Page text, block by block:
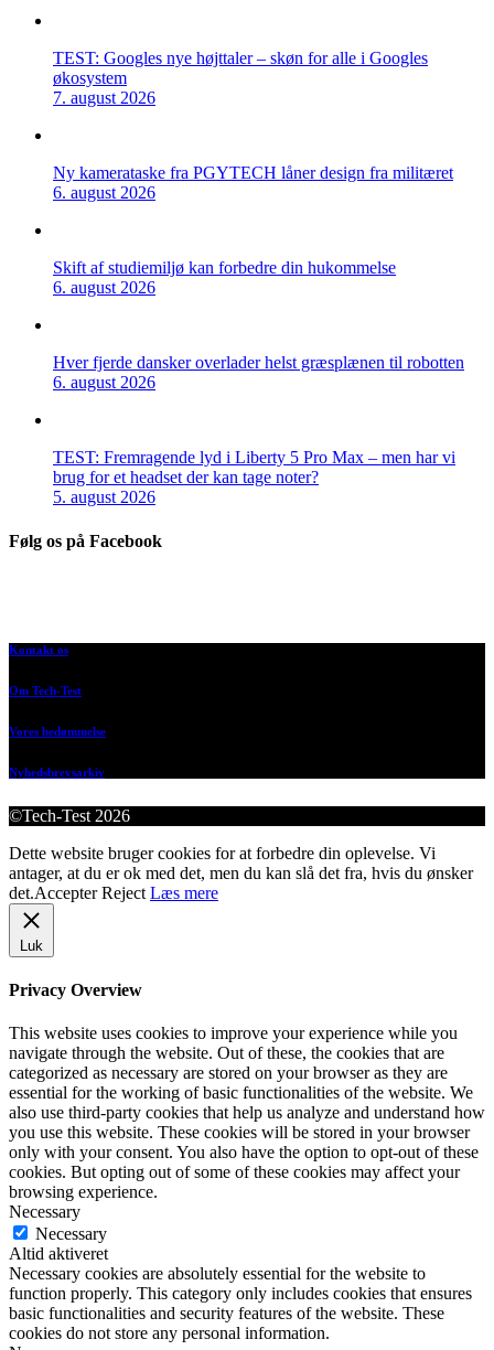
TEST: Googles nye højttaler – skøn for alle i Googles
økosystem
7. august 2026
Ny kamerataske fra PGYTECH låner design fra militæret
6. august 2026
Skift af studiemiljø kan forbedre din hukommelse
6. august 2026
Hver fjerde dansker overlader helst græsplænen til robotten
6. august 2026
TEST: Fremragende lyd i Liberty 5 Pro Max – men har vi
brug for et headset der kan tage noter?
5. august 2026
Følg os på Facebook
Kontakt os
Om Tech-Test
Vores bedømmelse
Nyhedsbrevsarkiv
©Tech-Test 2026
Dette website bruger cookies for at forbedre din oplevelse. Vi
antager, at du er ok med det, men du kan slå det fra, hvis du ønsker
det.Accepter Reject Læs mere
Luk
Privacy Overview
This website uses cookies to improve your experience while you
navigate through the website. Out of these, the cookies that are
categorized as necessary are stored on your browser as they are
essential for the working of basic functionalities of the website. We
also use third-party cookies that help us analyze and understand how
you use this website. These cookies will be stored in your browser
only with your consent. You also have the option to opt-out of these
cookies. But opting out of some of these cookies may affect your
browsing experience.
Necessary
Necessary
Altid aktiveret
Necessary cookies are absolutely essential for the website to
function properly. This category only includes cookies that ensures
basic functionalities and security features of the website. These
cookies do not store any personal information.